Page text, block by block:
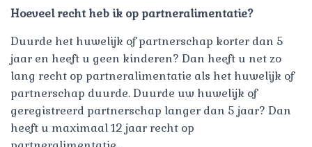
Hoeveel recht heb ik op partneralimentatie?
Duurde het huwelijk of partnerschap korter dan 5
jaar en heeft u geen kinderen? Dan heeft u net zo
lang recht op partneralimentatie als het huwelijk of
partnerschap duurde. Duurde uw huwelijk of
geregistreerd partnerschap langer dan 5 jaar? Dan
heeft u maximaal 12 jaar recht op